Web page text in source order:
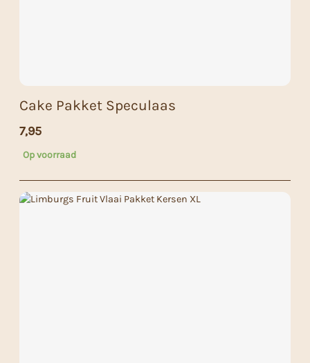
Cake Pakket Speculaas
7,95
Op voorraad